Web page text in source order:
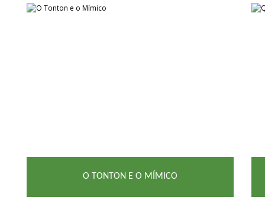
O TONTON E O MÍMICO